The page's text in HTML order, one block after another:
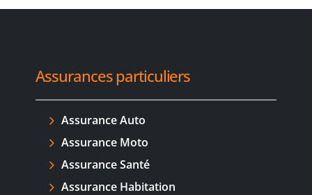
Assurances particuliers
Assurance Auto
Assurance Moto
Assurance Santé
Assurance Habitation